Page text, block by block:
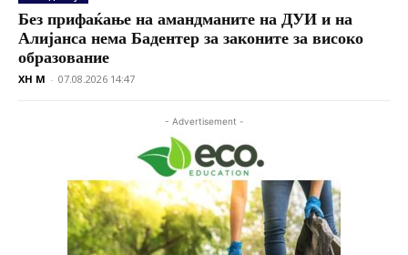
Без прифаќање на амандманите на ДУИ и на
Алијанса нема Бадентер за законите за високо
образование
XH M - 07.08.2026 14:47
- Advertisement -